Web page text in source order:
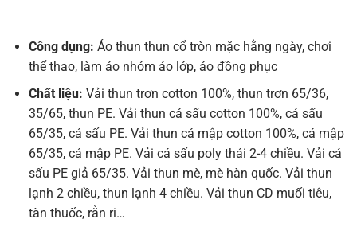
Công dụng: Áo thun thun cổ tròn mặc hằng ngày, chơi
thể thao, làm áo nhóm áo lớp, áo đồng phục
Chất liệu: Vải thun trơn cotton 100%, thun trơn 65/36,
35/65, thun PE. Vải thun cá sấu cotton 100%, cá sấu
65/35, cá sấu PE. Vải thun cá mập cotton 100%, cá mập
65/35, cá mập PE. Vải cá sấu poly thái 2-4 chiều. Vải cá
sấu PE giả 65/35. Vải thun mè, mè hàn quốc. Vải thun
lạnh 2 chiều, thun lạnh 4 chiều. Vải thun CD muối tiêu,
tàn thuốc, rằn ri…